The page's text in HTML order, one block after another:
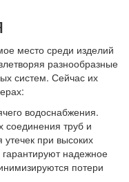
место среди изделий
разнообразные
систем. Сейчас их
водоснабжения.
соединения труб и
при высоких
надежное
потери